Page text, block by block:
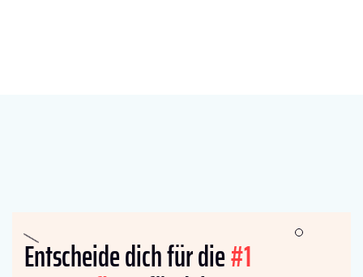
Entscheide dich für die#1